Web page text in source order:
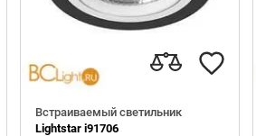
Встраиваемый светильник
Lightstar i91706